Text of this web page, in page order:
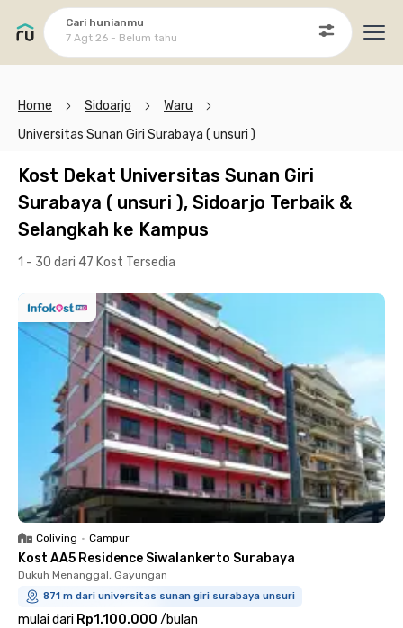
Cari hunianmu
7 Agt 26 - Belum tahu
Home Sidoarjo
Waru
Universitas Sunan Giri Surabaya ( unsuri )
Kost Dekat Universitas Sunan Giri
Surabaya ( unsuri ), Sidoarjo Terbaik &
Selangkah ke Kampus
1 - 30 dari 47 Kost Tersedia
Coliving • Campur
Kost AA5 Residence Siwalankerto Surabaya
Dukuh Menanggal, Gayungan
871 m dari universitas sunan giri surabaya unsuri
mulai dari Rp1.100.000 /bulan